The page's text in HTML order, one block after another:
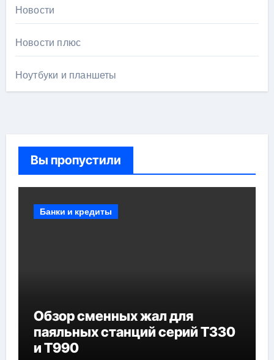
Новости
Новости плюс
Ноутбуки и планшеты
Вы пропустили
Банки и кредиты
Обзор сменных жал для
паяльных станций серий T330
и T990